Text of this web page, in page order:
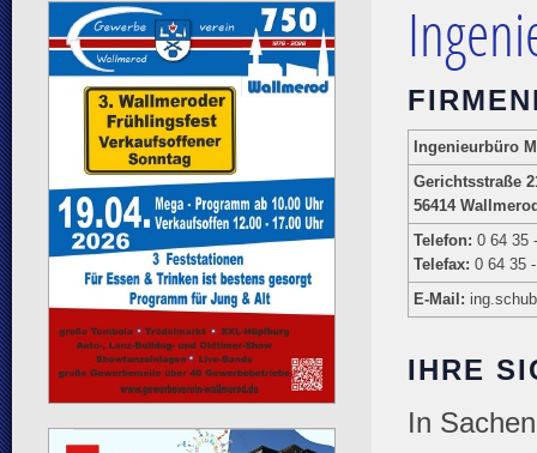
Ingenieurbüro
Gerichtsstraße
56414
Telefon: 0 64 35
Telefax: 0 64 35
E-Mail:
IHRE
In